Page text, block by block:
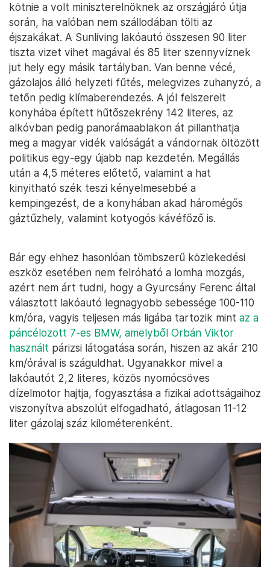
kötnie a volt miniszterelnöknek az országjáró útja
során, ha valóban nem szállodában tölti az
éjszakákat. A Sunliving lakóautó összesen 90 liter
tiszta vizet vihet magával és 85 liter szennyvíznek
jut hely egy másik tartályban. Van benne vécé,
gázolajos álló helyzeti fűtés, melegvizes zuhanyzó, a
tetőn pedig klímaberendezés. A jól felszerelt
konyhába épített hűtőszekrény 142 literes, az
alkóvban pedig panorámaablakon át pillanthatja
meg a magyar vidék valóságát a vándornak öltözött
politikus egy-egy újabb nap kezdetén. Megállás
után a 4,5 méteres előtető, valamint a hat
kinyitható szék teszi kényelmesebbé a
kempingezést, de a konyhában akad háromégős
gáztűzhely, valamint kotyogós kávéfőző is.
Bár egy ehhez hasonlóan tömbszerű közlekedési
eszköz esetében nem felróható a lomha mozgás,
azért nem árt tudni, hogy a Gyurcsány Ferenc által
választott lakóautó legnagyobb sebessége 100-110
km/óra, vagyis teljesen más ligába tartozik mint az a
páncélozott 7-es BMW, amelyből Orbán Viktor
használt párizsi látogatása során, hiszen az akár 210
km/órával is száguldhat. Ugyanakkor mivel a
lakóautót 2,2 literes, közös nyomócsöves
dízelmotor hajtja, fogyasztása a fizikai adottságaihoz
viszonyítva abszolút elfogadható, átlagosan 11-12
liter gázolaj száz kilométerenként.